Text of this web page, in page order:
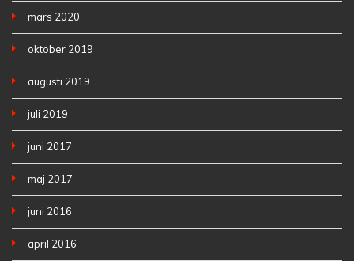
mars 2020
oktober 2019
augusti 2019
juli 2019
juni 2017
maj 2017
juni 2016
april 2016